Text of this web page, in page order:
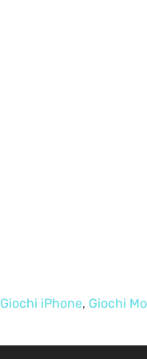
Giochi iPhone, Giochi